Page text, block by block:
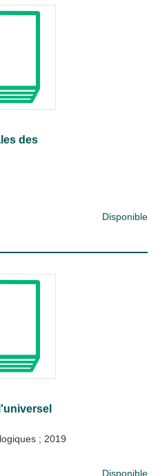
des
Disponible
; 2019
Disponible